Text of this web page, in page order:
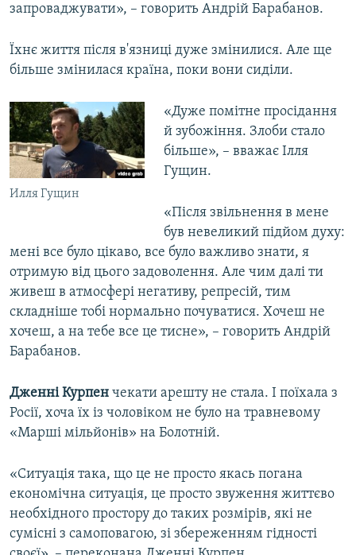
запроваджувати», – говорить Андрій Барабанов.
Їхнє життя після в'язниці дуже змінилися. Але ще
більше змінилася країна, поки вони сиділи.
Илля Гущин
«Дуже помітне просідання
й зубожіння. Злоби стало
більше», – вважає Ілля
Гущин.
«Після звільнення в мене
був невеликий підйом духу:
мені все було цікаво, все було важливо знати, я
отримую від цього задоволення. Але чим далі ти
живеш в атмосфері негативу, репресій, тим
складніше тобі нормально почуватися. Хочеш не
хочеш, а на тебе все це тисне», – говорить Андрій
Барабанов.
Дженні Курпен чекати арешту не стала. І поїхала з
Росії, хоча їх із чоловіком не було на травневому
«Марші мільйонів» на Болотній.
«Ситуація така, що це не просто якась погана
економічна ситуація, це просто звуження життєво
необхідного простору до таких розмірів, які не
сумісні з самоповагою, зі збереженням гідності